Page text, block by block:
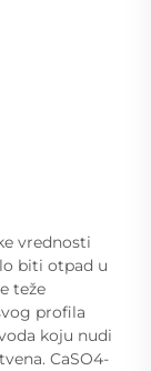
vrednosti
biti otpad u
teže
profila
koju nudi
CaSO4-